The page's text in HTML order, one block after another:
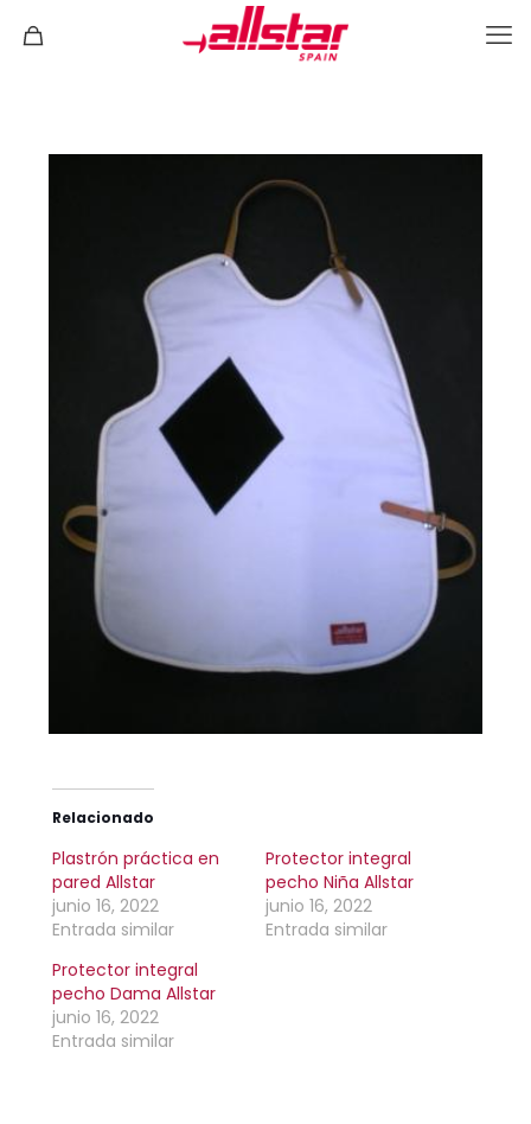
Relacionado
Plastrón práctica en
pared Allstar
junio 16, 2022
Entrada similar
Protector integral
pecho Niña Allstar
junio 16, 2022
Entrada similar
Protector integral
pecho Dama Allstar
junio 16, 2022
Entrada similar